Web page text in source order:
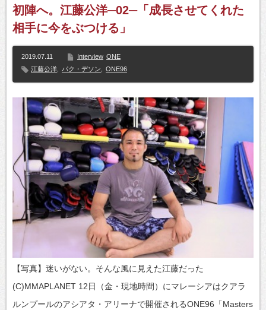
初陣へ。江藤公洋─02─「成長させてくれた
相手に今をぶつける」
2019.07.11 Interview ONE
江藤公洋
パク・デソン ONE96
【写真】迷いがない。そんな風に見えた江藤だった
(C)MMAPLANET 12日（金・現地時間）にマレーシアはクアラ
ルンプールのアシアタ・アリーナで開催されるONE96「Masters